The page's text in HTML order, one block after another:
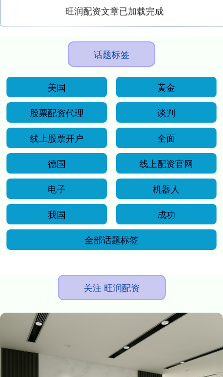
旺润配资文章已加载完成
话题标签
美国
黄金
股票配资代理
谈判
线上股票开户
全面
德国
线上配资官网
电子
机器人
我国
成功
全部话题标签
关注 旺润配资